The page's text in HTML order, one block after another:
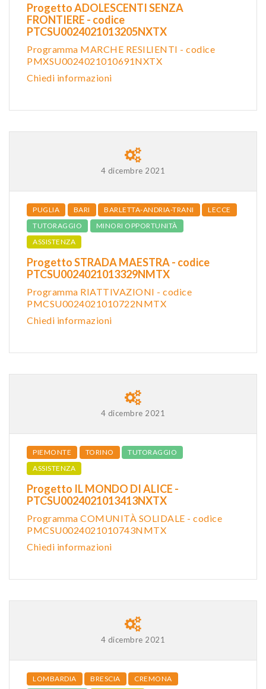
Progetto ADOLESCENTI SENZA
FRONTIERE - codice
PTCSU0024021013205NXTX
Programma MARCHE RESILIENTI - codice
PMXSU0024021010691NXTX
Chiedi informazioni
4 dicembre 2021
PUGLIA BARI BARLETTA-ANDRIA-TRANI
LECCE
TUTORAGGIO
MINORI OPPORTUNITÀ
ASSISTENZA
Progetto STRADA MAESTRA - codice
PTCSU0024021013329NMTX
Programma RIATTIVAZIONI - codice
PMCSU0024021010722NMTX
Chiedi informazioni
4 dicembre 2021
PIEMONTE TORINO
TUTORAGGIO
ASSISTENZA
Progetto IL MONDO DI ALICE -
PTCSU0024021013413NXTX
Programma COMUNITÀ SOLIDALE - codice
PMCSU0024021010743NMTX
Chiedi informazioni
4 dicembre 2021
LOMBARDIA BRESCIA
CREMONA